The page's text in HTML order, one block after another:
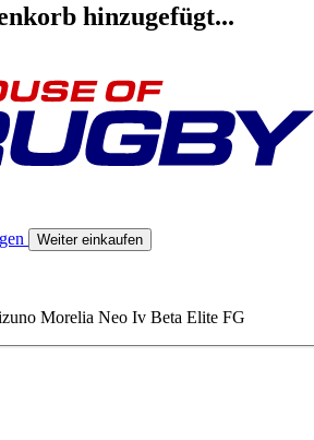
hinzugefügt...
Weiter einkaufen
Morelia Neo Iv Beta Elite FG